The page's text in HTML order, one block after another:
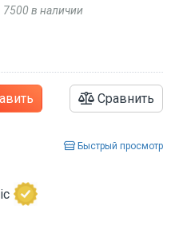
7500 в наличии
Сравнить
Быстрый просмотр